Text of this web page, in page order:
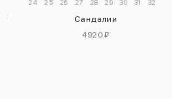
33
24 25 26 27 28 29 30 31 32
Сандалии
4920 ₽